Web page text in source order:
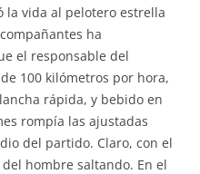
la vida al pelotero estrella
ha
el responsable del
100 kilómetros por hora,
rápida, y bebido en
rompía las ajustadas
del partido. Claro, con el
hombre saltando. En el